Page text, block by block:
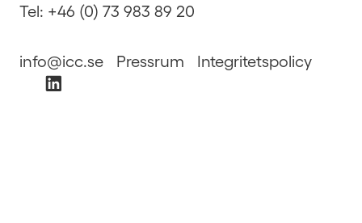
Tel: +46 (0) 73 983 89 20
info@icc.se Pressrum Integritetspolicy